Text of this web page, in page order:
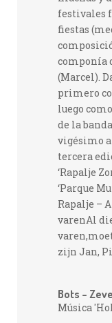
festivales
fiestas
componía
(Marcel).
primero
luego
de la
vigésimo
tercera
‘Rapalje
‘Parque
Rapalje –
varenAl
zijn Jan,
Bots –
Música